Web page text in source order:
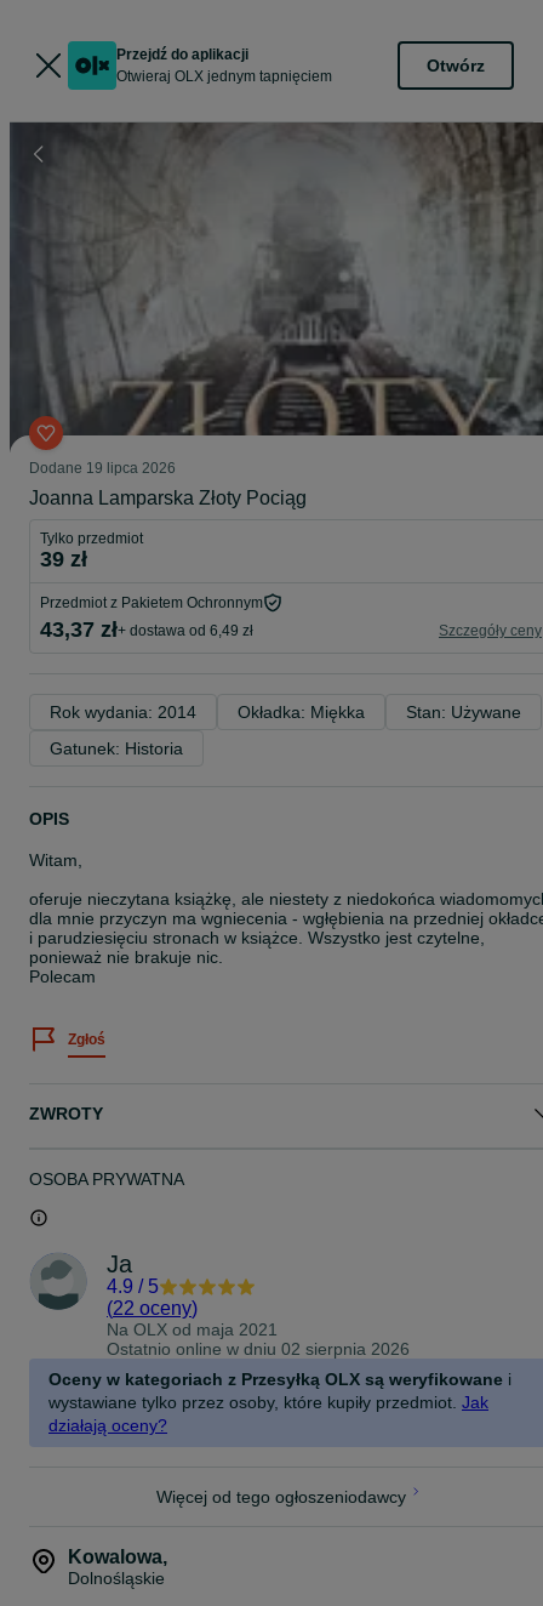
Przejdź do aplikacji
Otwieraj OLX jednym tapnięciem
Otwórz
Dodane 19 lipca 2026
Joanna Lamparska Złoty Pociąg
Tylko przedmiot
39 zł
Przedmiot z Pakietem Ochronnym
43,37 zł+ dostawa od 6,49 zł Szczegóły ceny
Rok wydania: 2014 Okładka: Miękka
Stan: Używane
Gatunek: Historia
OPIS
Witam,
oferuje nieczytana książkę, ale niestety z niedokońca
dla mnie przyczyn ma wgniecenia - wgłębienia na przedniej
i parudziesięciu stronach w książce. Wszystko jest czytelne,
ponieważ nie brakuje nic.
Polecam
Zgłoś
ZWROTY
OSOBA PRYWATNA
Ja
4.9 / 5
(22 oceny)
Na OLX od maja 2021
Ostatnio online w dniu 02 sierpnia 2026
Oceny w kategoriach z Przesyłką OLX są weryfikowane i
wystawiane tylko przez osoby, które kupiły przedmiot. Jak
działają oceny?
Więcej od tego ogłoszeniodawcy
Kowalowa,
Dolnośląskie